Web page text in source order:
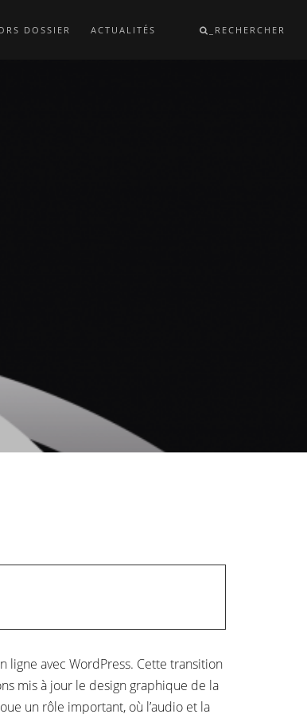
DOSSIER ACTUALITÉS _RECHERCHER
ligne avec WordPress. Cette transition
mis à jour le design graphique de la
un rôle important, où l’audio et la